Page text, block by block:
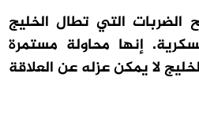
التي تطال الخليج
إنها محاولة مستمرة
لا يمكن عزله عن العلاقة